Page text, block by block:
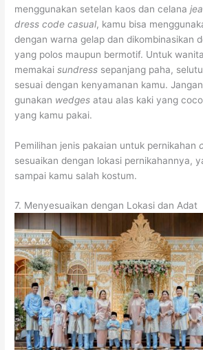
menggunakan setelan kaos dan celana
dress code casual, kamu bisa
dengan warna gelap dan dikombinasikan
yang polos maupun bermotif. Untuk
memakaisundress sepanjang paha,
sesuai dengan kenyamanan kamu.
gunakan wedges atau alas kaki yang
yang kamu pakai.
Pemilihan jenis pakaian untuk pernikahan
sesuaikan dengan lokasi pernikahannya,
sampai kamu salah kostum.
7. Menyesuaikan dengan Lokasi dan Adat